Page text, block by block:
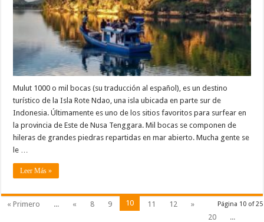
Mulut 1000 o mil bocas (su traducción al español), es un destino
turístico de la Isla Rote Ndao, una isla ubicada en parte sur de
Indonesia. Últimamente es uno de los sitios favoritos para surfear en
la provincia de Este de Nusa Tenggara. Mil bocas se componen de
hileras de grandes piedras repartidas en mar abierto. Mucha gente se
le …
Leer Más »
Página 10 of 25
« Primero ... « 8 9 10 11 12
»
20
...